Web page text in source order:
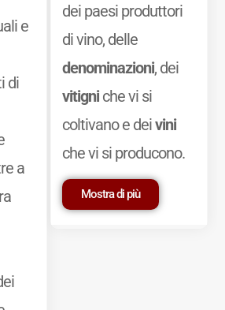
e
di
a
dei paesi produttori
di vino, delle
denominazioni, dei
vitigniche vi si
coltivano e deivini
che vi si producono.
Mostra di più